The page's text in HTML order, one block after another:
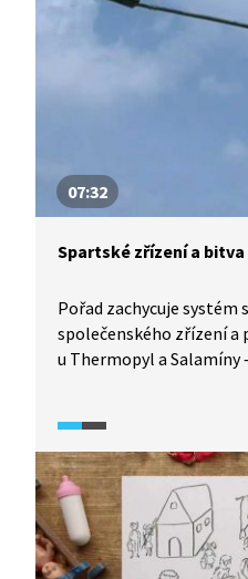
07:32
Spartské zřízení a
Pořad zachycuje systém
společenského zřízení a
u Thermopyl a